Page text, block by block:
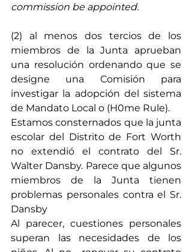
commission be appointed.
(2) al menos dos tercios de los
miembros de la Junta aprueban
una resolución ordenando que se
designe una Comisión para
investigar la adopción del sistema
de Mandato Local o (H0me Rule).
Estamos consternados que la junta
escolar del Distrito de Fort Worth
no extendió el contrato del Sr.
Walter Dansby. Parece que algunos
miembros de la Junta tienen
problemas personales contra el Sr.
Dansby
Al parecer, cuestiones personales
superan las necesidades de los